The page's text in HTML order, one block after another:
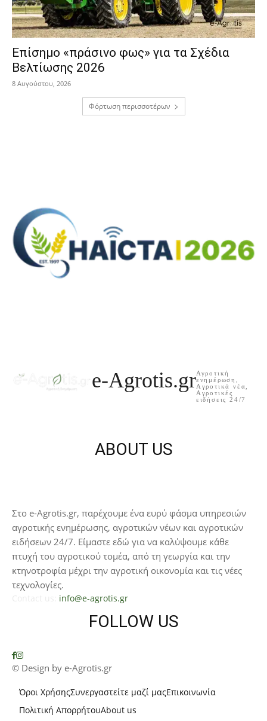
Επίσημο «πράσινο φως» για τα Σχέδια
Βελτίωσης 2026
8 Αυγούστου, 2026
Φόρτωση περισσοτέρων
e-Agrotis.grΑγροτική
ενημέρωση,
Aγροτικά νέα,
Aγροτικές
ειδήσεις 24/7
ABOUT US
Στο e-Agrotis.gr, παρέχουμε ένα ευρύ φάσμα υπηρεσιών
αγροτικής ενημέρωσης, αγροτικών νέων και αγροτικών
ειδήσεων 24/7. Είμαστε εδώ για να καλύψουμε κάθε
πτυχή του αγροτικού τομέα, από τη γεωργία και την
κτηνοτροφία μέχρι την αγροτική οικονομία και τις νέες
τεχνολογίες.
info@e-agrotis.gr
FOLLOW US
© Design by e-Agrotis.gr
Όροι ΧρήσηςΣυνεργαστείτε μαζί μαςΕπικοινωνία
Πολιτική ΑπορρήτουAbout us